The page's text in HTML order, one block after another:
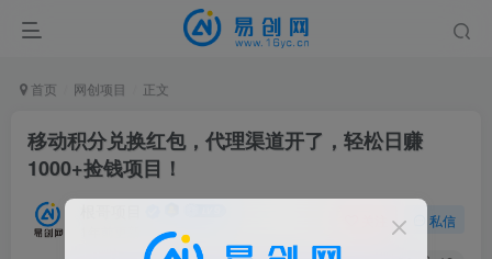
首页 网创项目 正文
移动积分兑换红包，代理渠道开了，轻松日赚
1000+捡钱项目！
私信